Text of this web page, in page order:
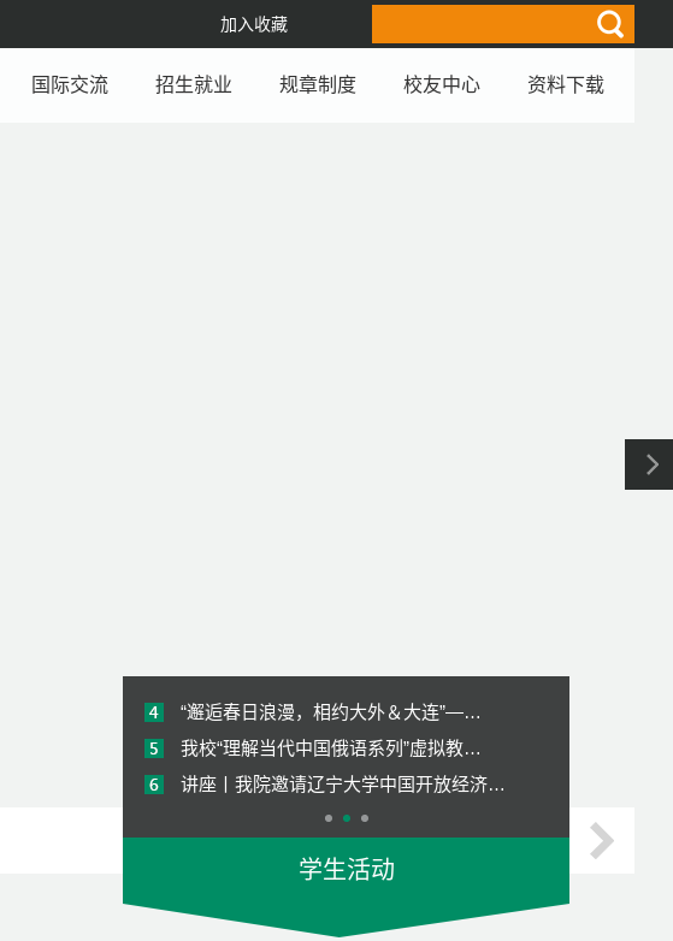
加入收藏
国际交流 招生就业 规章制度 校友中心 资料下载
“邂逅春日浪漫，相约大外＆大连”—…
我校“理解当代中国俄语系列”虚拟教…
讲座丨我院邀请辽宁大学中国开放经济…
【师哥师姐说就业2023】考研经验分享
【俄语追梦人】68期 | 跟着第十五届…
喜报 | 我院学子荣获校模拟招聘会大…
学生活动